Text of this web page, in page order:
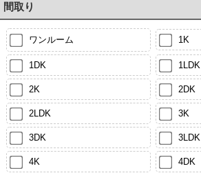
間取り
ワンルーム 1K
1DK 1LDK
2K 2DK
2LDK 3K
3DK 3LDK
4K 4DK